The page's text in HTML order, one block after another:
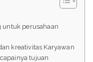
untuk perusahaan
kreativitas Karyawan
tujuan